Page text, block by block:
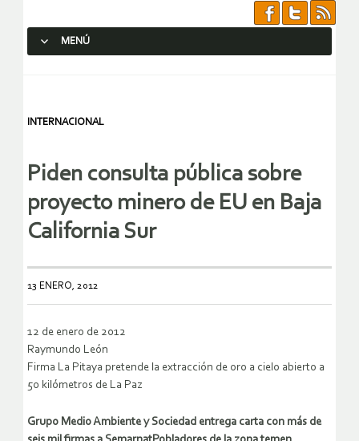
MENÚ
INTERNACIONAL
Piden consulta pública sobre
proyecto minero de EU en Baja
California Sur
13 ENERO, 2012
12 de enero de 2012
Raymundo León
Firma La Pitaya pretende la extracción de oro a cielo abierto a
50 kilómetros de La Paz
Grupo Medio Ambiente y Sociedad entrega carta con más de